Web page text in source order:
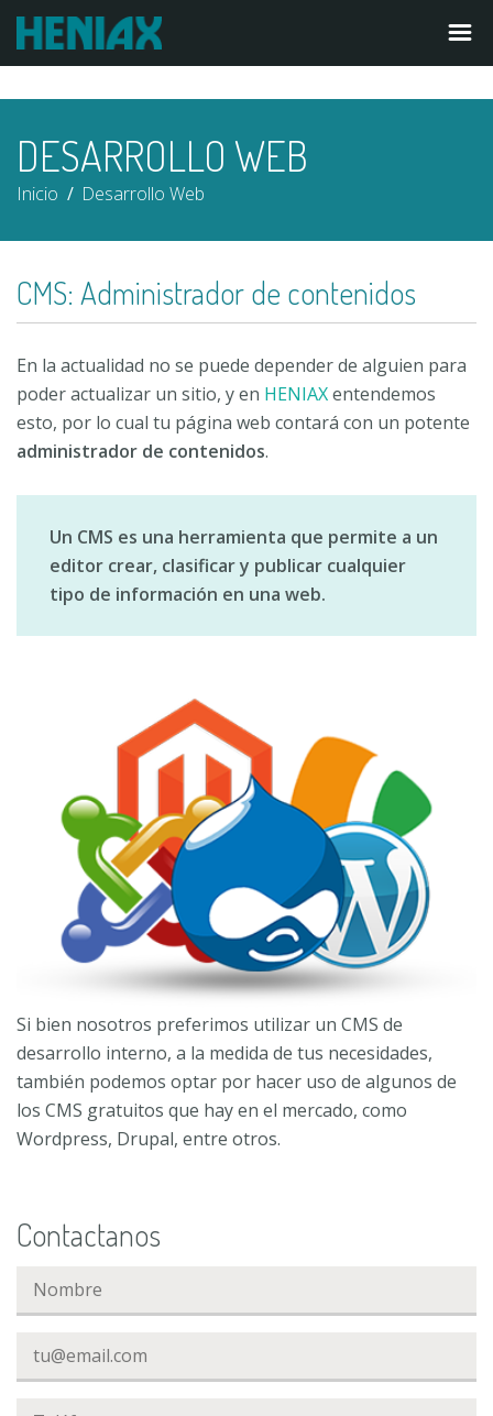
DESARROLLO WEB
Inicio Desarrollo Web
CMS: Administrador de contenidos
En la actualidad no se puede depender de alguien para
poder actualizar un sitio, y en HENIAXentendemos
esto, por lo cual tu página web contará con un potente
administrador de contenidos.
Un CMS es una herramienta que permite a un
editor crear, clasificar y publicar cualquier
tipo de información en una web.
Si bien nosotros preferimos utilizar un CMS de
desarrollo interno, a la medida de tus necesidades,
también podemos optar por hacer uso de algunos de
los CMS gratuitos que hay en el mercado, como
Wordpress, Drupal, entre otros.
Contactanos